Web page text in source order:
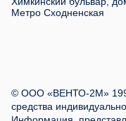
Метро Сходненская
© ООО «ВЕНТО-2М»
средства